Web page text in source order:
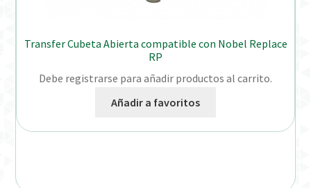
Transfer Cubeta Abierta compatible con Nobel Replace
RP
Debe registrarse para añadir productos al carrito.
Añadir a favoritos